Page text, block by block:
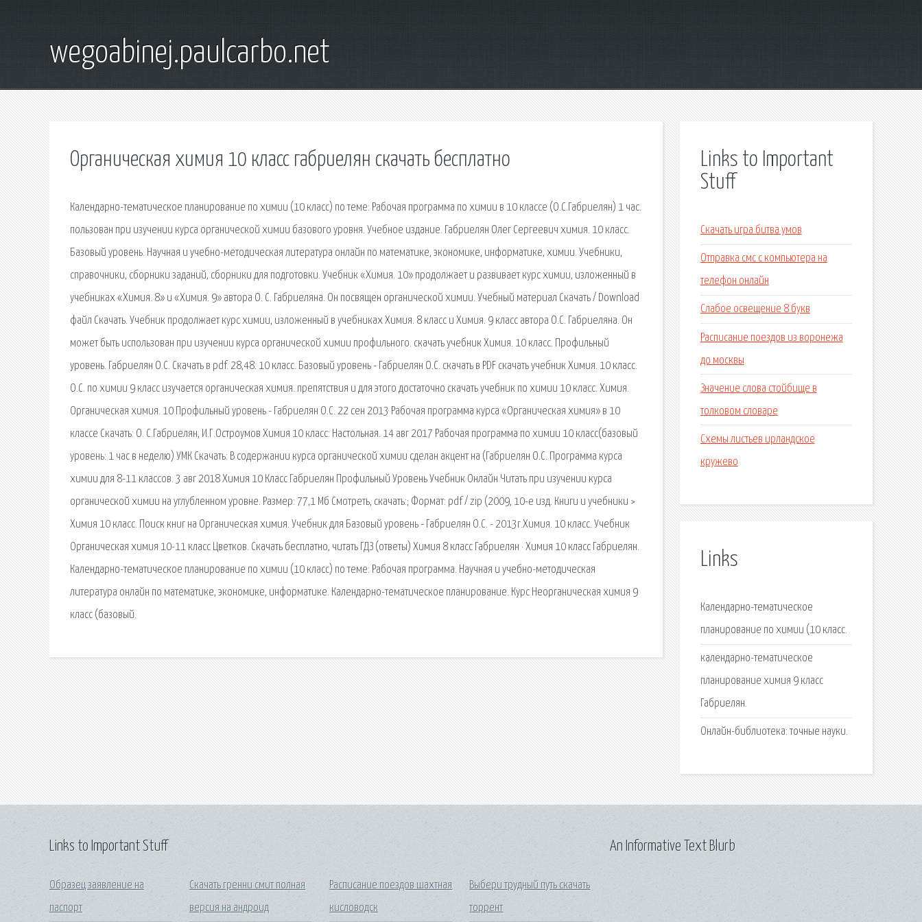
wegoabinej.paulcarbo.net
Органическая химия 10 класс габриелян скачать бесплатно
Календарно-тематическое планирование по химии (10 класс) по теме: Рабочая программа по химии в 10 классе (О.С.Габриелян) 1 час.
пользован при изучении курса органической химии базового уровня. Учебное издание. Габриелян Олег Сергеевич химия. 10 класс.
Базовый уровень. Научная и учебно-методическая литература онлайн по математике, экономике, информатике, химии. Учебники,
справочники, сборники заданий, сборники для подготовки. Учебник «Химия. 10» продолжает и развивает курс химии, изложенный в
учебниках «Химия. 8» и «Химия. 9» автора О. С. Габриеляна. Он посвящен органической химии. Учебный материал Скачать / Download
файл Скачать. Учебник продолжает курс химии, изложенный в учебниках Химия. 8 класс и Химия. 9 класс автора О.С. Габриеляна. Он
может быть использован при изучении курса органической химии профильного. скачать учебник Химия. 10 класс. Профильный
уровень. Габриелян О.С. Скачать в pdf. 28,48. 10 класс. Базовый уровень - Габриелян О.С. cкачать в PDF скачать учебник Химия. 10 класс.
О.С. по химии 9 класс изучается органическая химия. препятствия и для этого достаточно скачать учебник по химии 10 класс. Химия.
Органическая химия. 10 Профильный уровень - Габриелян О.С. 22 сен 2013 Рабочая программа курса «Органическая химия» в 10
классе Скачать: О. С.Габриелян, И.Г.Остроумов Химия 10 класс: Настольная. 14 авг 2017 Рабочая программа по химии 10 класс(базовый
уровень: 1 час в неделю) УМК Скачать: В содержании курса органической химии сделан акцент на (Габриелян О.С. Программа курса
химии для 8-11 классов. 3 авг 2018 Химия 10 Класс Габриелян Профильный Уровень Учебник Онлайн Читать при изучении курса
органической химии на углубленном уровне. Размер: 77,1 Мб Смотреть, скачать:; Формат: pdf / zip (2009, 10-е изд. Книги и учебники >
Химия 10 класс. Поиск книг на Органическая химия. Учебник для Базовый уровень - Габриелян О.С. - 2013г.Химия. 10 класс. Учебник
Органическая химия 10-11 класс Цветков. Скачать бесплатно, читать ГДЗ (ответы) Химия 8 класс Габриелян · Химия 10 класс Габриелян.
Календарно-тематическое планирование по химии (10 класс) по теме: Рабочая программа. Научная и учебно-методическая
литература онлайн по математике, экономике, информатике. Календарно-тематическое планирование. Курс Неорганическая химия 9
класс (базовый.
Links to Important
Stuff
Скачать игра битва умов
Отправка смс с компьютера на
телефон онлайн
Слабое освещение 8 букв
Расписание поездов из воронежа
до москвы
Значение слова стойбище в
толковом словаре
Схемы листьев ирландское
кружево
Links
Календарно-тематическое
планирование по химии (10 класс.
календарно-тематическое
планирование химия 9 класс
Габриелян.
Онлайн-библиотека: точные науки.
Links to Important Stuff
Образец заявление на
паспорт
Скачать гренни смит полная
версия на андроид
Расписание поездов шахтная
кисловодск
Выбери трудный путь скачать
торрент
An Informative Text Blurb